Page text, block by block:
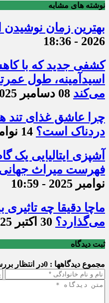
نوشته های مشابه
بهترین زمان نوشیدن
2026 - 18:36
کشفی جدید که با
اسیدآمینه، طول
می‌کند 08 دسامبر 2025 - 12:07
چرا عاشق غذای تند
دردناک است؟ 14 نوامبر 2025 - 11:11
آشپزی ایتالیایی یک
فهرست میراث
نوامبر 2025 - 10:59
ماچا دقیقا چه
می‌گذارد؟ 30 اکتبر 2025 - 11:26
ثبت دیدگاه
مجموع دیدگاهها : 0 در انتظار